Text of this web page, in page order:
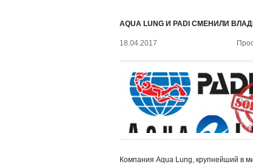
AQUA LUNG И PADI СМЕНИЛИ
18.04.2017
Компания Aqua Lung, крупнейший в